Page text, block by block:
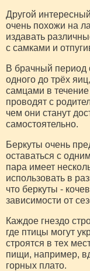
Другой
очень похожи на
издавать
с самками и
В брачный период
одного до трёх
самцами в
проводят с
чем они станут
самостоятельно.
Беркуты очень
оставаться с
пара имеет
использовать в
что беркуты -
зависимости от
Каждое гнездо
где птицы могут
строятся в тех
пищи, например,
горных плато.